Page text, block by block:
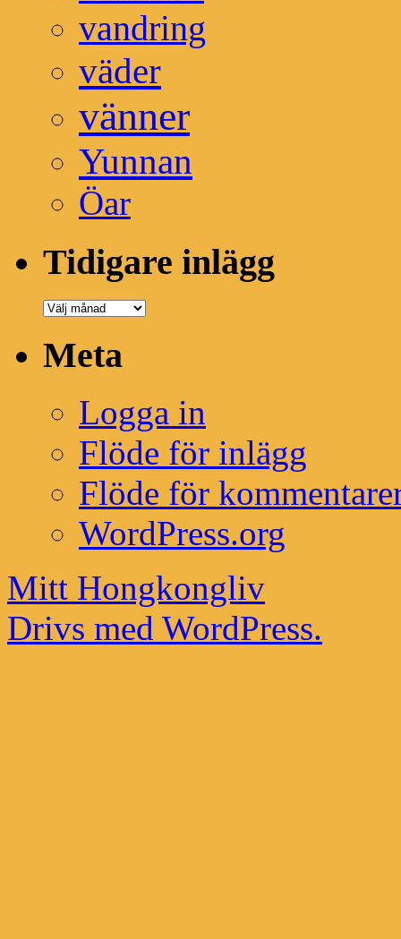
vandring
väder
vänner
Yunnan
Öar
Tidigare inlägg
Tidigare
Meta
Logga in
Flöde för inlägg
Flöde för
WordPress.org
Mitt Hongkongliv
Drivs med WordPress.